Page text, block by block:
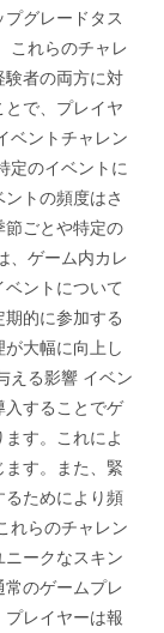
グレードタス
これらのチャレ
験者の両方に対
で、プレイヤ
ベントチャレン
定のイベントに
トの頻度はさ
節ごとや特定の
、ゲーム内カレ
ントについて
的に参加する
大幅に向上し
える影響 イベン
入することでゲ
す。これによ
す。また、緊
ためにより頻
れらのチャレン
ークなスキン
のゲームプレ
レイヤーは報